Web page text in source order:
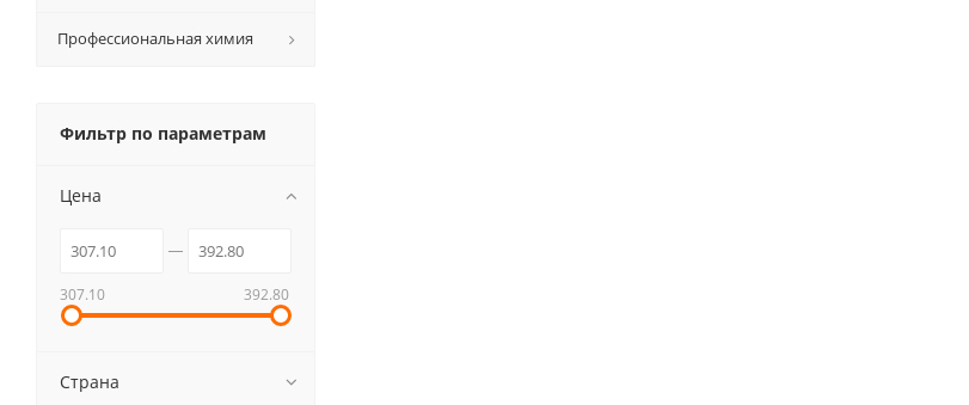
Профессиональная химия
Фильтр по параметрам
Цена
307.10 392.80
Страна